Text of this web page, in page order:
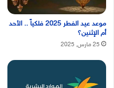
موعد عيد الفطر 2025 فلكياً .. الأحد
أم الإثنين؟
25 مارس, 2025